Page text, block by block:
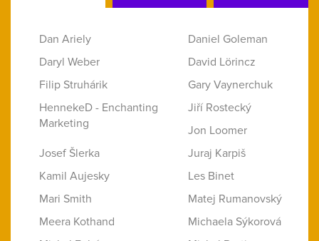
Dan Ariely
Daniel Goleman
Daryl Weber
David Lörincz
Filip Struhárik
Gary Vaynerchuk
HennekeD - Enchanting
Marketing
Jiří Rostecký
Jon Loomer
Josef Šlerka
Juraj Karpiš
Kamil Aujesky
Les Binet
Mari Smith
Matej Rumanovský
Meera Kothand
Michaela Sýkorová